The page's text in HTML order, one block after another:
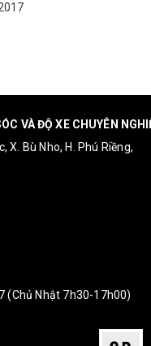
VÀ ĐỘ XE CHUYÊN
X. Bù Nho, H. Phú Riềng,
(Chủ Nhật 7h30-17h00)